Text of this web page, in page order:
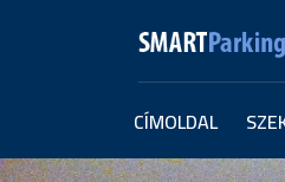
CÍMOLDAL